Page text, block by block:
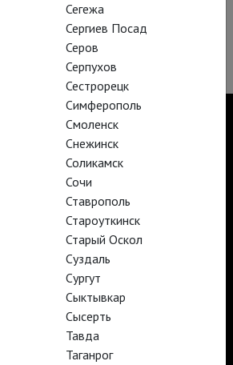
Сегежа
Сергиев Посад
Серов
Серпухов
Сестрорецк
Симферополь
Смоленск
Снежинск
Соликамск
Сочи
Ставрополь
Староуткинск
Старый Оскол
Суздаль
Сургут
Сыктывкар
Сысерть
Тавда
Таганрог